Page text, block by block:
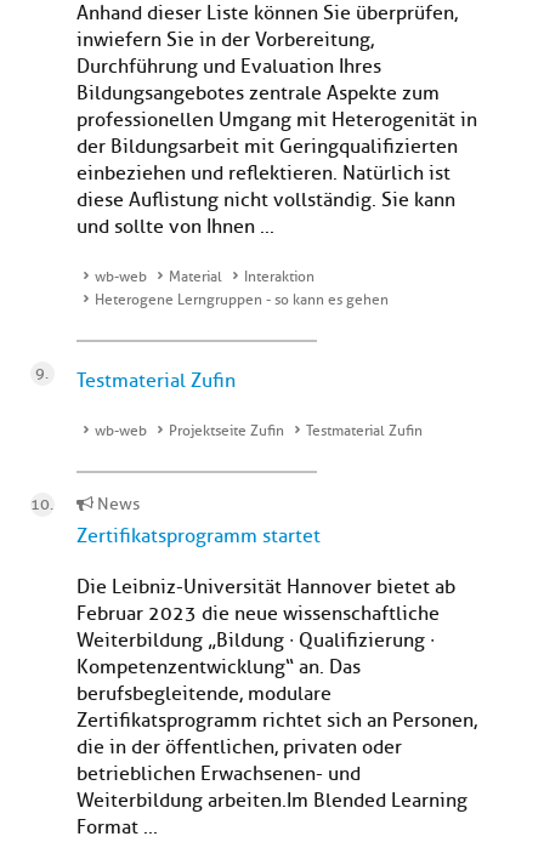
Anhand dieser Liste können Sie überprüfen,
inwiefern Sie in der Vorbereitung,
Durchführung und Evaluation Ihres
Bildungsangebotes zentrale Aspekte zum
professionellen Umgang mit Heterogenität in
der Bildungsarbeit mit Geringqualifizierten
einbeziehen und reflektieren. Natürlich ist
diese Auflistung nicht vollständig. Sie kann
und sollte von Ihnen ...
wb-web Material
Interaktion
Heterogene Lerngruppen - so kann es gehen
Testmaterial Zufin
wb-web Projektseite Zufin Testmaterial Zufin
News
Zertifikatsprogramm startet
Die Leibniz-Universität Hannover bietet ab
Februar 2023 die neue wissenschaftliche
Weiterbildung „Bildung ∙ Qualifizierung ∙
Kompetenzentwicklung“ an. Das
berufsbegleitende, modulare
Zertifikatsprogramm richtet sich an Personen,
die in der öffentlichen, privaten oder
betrieblichen Erwachsenen- und
Weiterbildung arbeiten.Im Blended Learning
Format ...